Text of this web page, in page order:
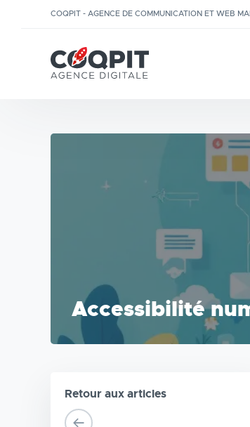
COQPIT - AGENCE DE COMMUNICATION ET WEB
Accessibilité
Retour aux articles